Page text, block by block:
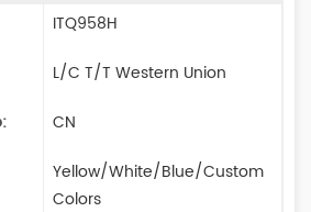
ITQ958H
L/C T/T Western Union
CN
Yellow/White/Blue/Custom
Colors